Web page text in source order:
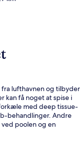
fra lufthavnen og tilbyder
kan få noget at spise i
med deep tissue-
behandlinger. Andre
poolen og en